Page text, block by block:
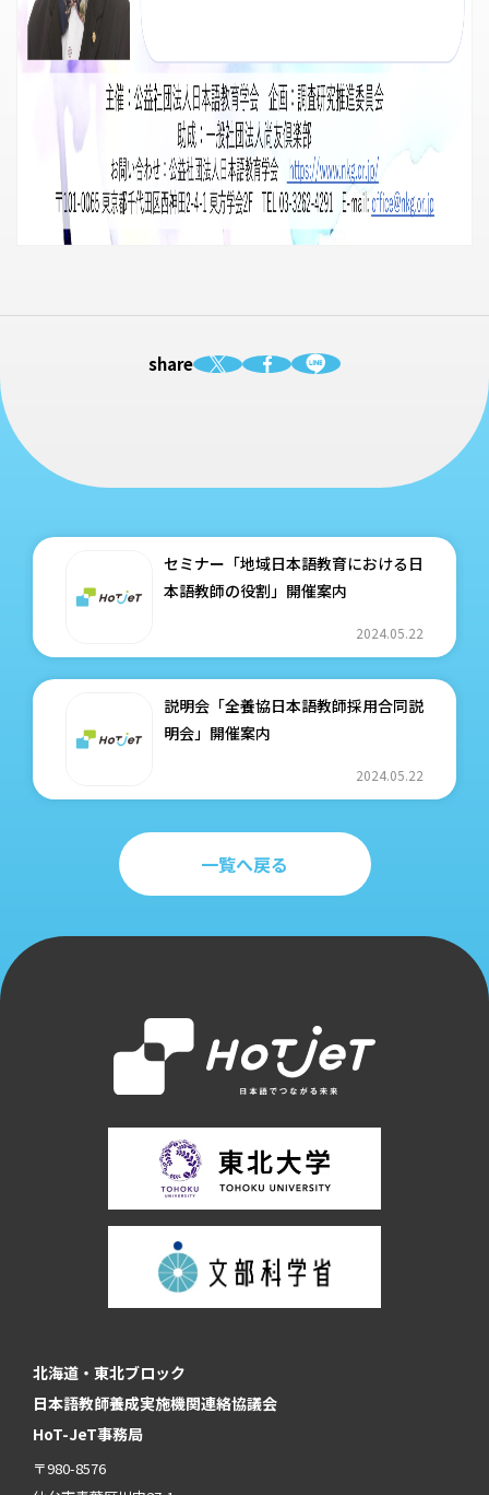
share
セミナー「地域日本語教育における日
本語教師の役割」開催案内
2024.05.22
説明会「全養協日本語教師採用合同説
明会」開催案内
2024.05.22
一覧へ戻る
北海道・東北ブロック
日本語教師養成実施機関連絡協議会
HoT-JeT事務局
〒980-8576